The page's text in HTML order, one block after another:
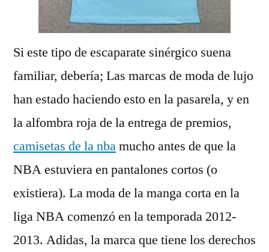
Si este tipo de escaparate sinérgico suena
familiar, debería; Las marcas de moda de lujo
han estado haciendo esto en la pasarela, y en
la alfombra roja de la entrega de premios,
camisetas de la nbamucho antes de que la
NBA estuviera en pantalones cortos (o
existiera). La moda de la manga corta en la
liga NBA comenzó en la temporada 2012-
2013. Adidas, la marca que tiene los derechos